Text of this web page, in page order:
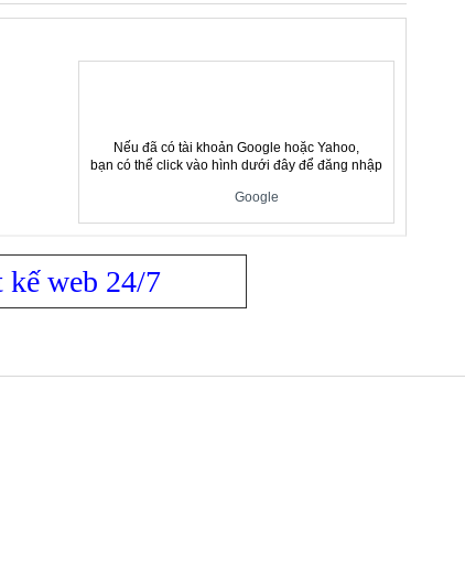
Nếu đã có tài khoản Google hoặc Yahoo,
bạn có thể click vào hình dưới đây để đăng nhập
Google
web 24/7